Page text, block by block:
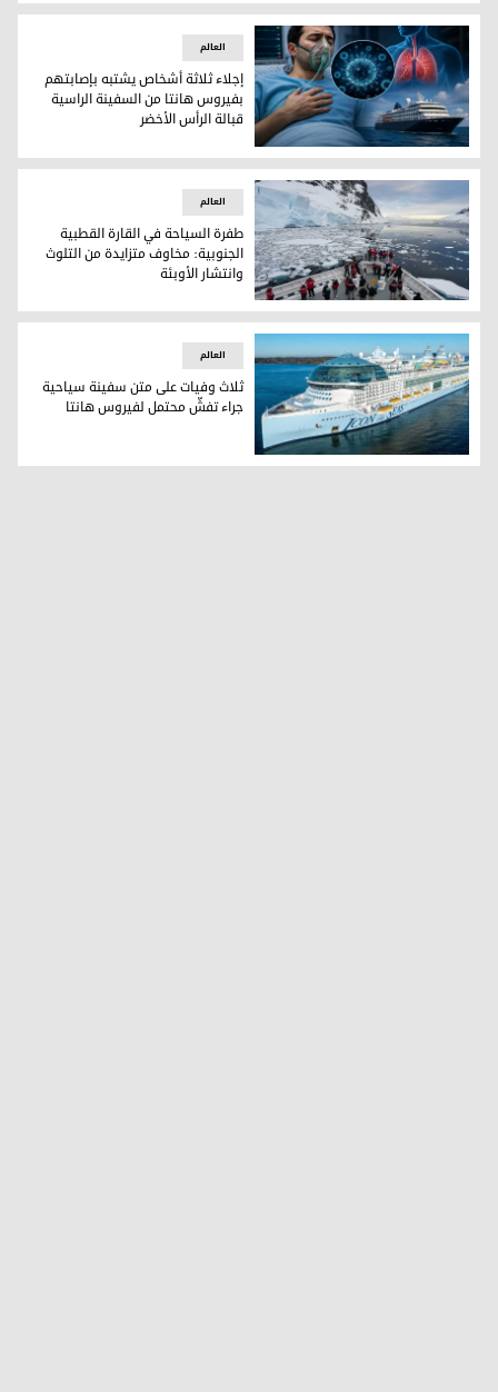
إجلاء ثلاثة أشخاص يشتبه بإصابتهم بفيروس هانتا من السفينة
العالم
إجلاء ثلاثة أشخاص يشتبه بإصابتهم
بفيروس هانتا من السفينة الراسية
قبالة الرأس الأخضر
طفرة السياحة في القارة القطبية الجنوبية: مخاوف متزايدة من
العالم
طفرة السياحة في القارة القطبية
الجنوبية: مخاوف متزايدة من التلوث
وانتشار الأوبئة
ثلاث وفيات على متن سفينة سياحية جراء تفشّ محتمل لفيروس
العالم
ثلاث وفيات على متن سفينة سياحية
جراء تفشّ محتمل لفيروس هانتا